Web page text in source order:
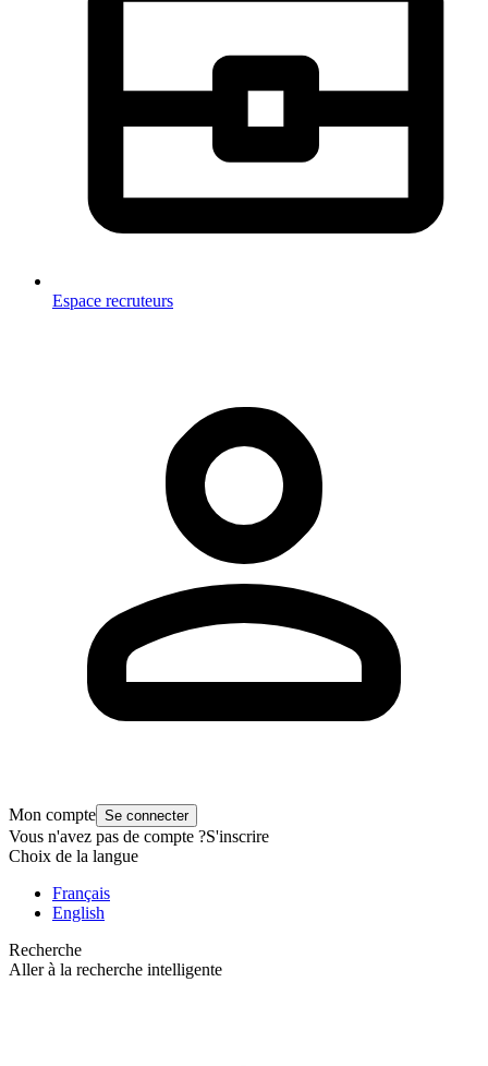
Espace recruteurs
Mon compte Se connecter
Vous n'avez pas de compte ?S'inscrire
Choix de la langue
Français
English
Recherche
Aller à la recherche intelligente